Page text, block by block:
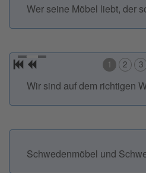
Wer seine Möbel liebt, der
1 2 3
Wir sind auf dem richtigen
Schwedenmöbel und